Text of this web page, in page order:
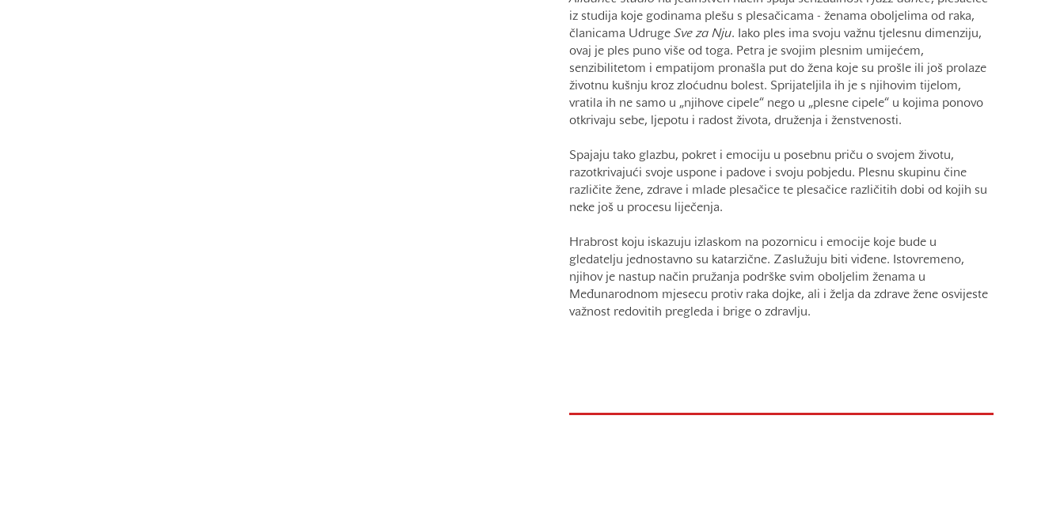
iz studija koje godinama plešu s plesačicama - ženama oboljelima od raka,
članicama Udruge Sve za Nju. Iako ples ima svoju važnu tjelesnu dimenziju,
ovaj je ples puno više od toga. Petra je svojim plesnim umijećem,
senzibilitetom i empatijom pronašla put do žena koje su prošle ili još prolaze
životnu kušnju kroz zloćudnu bolest. Sprijateljila ih je s njihovim tijelom,
vratila ih ne samo u „njihove cipele“ nego u „plesne cipele“ u kojima ponovo
otkrivaju sebe, ljepotu i radost života, druženja i ženstvenosti.
Spajaju tako glazbu, pokret i emociju u posebnu priču o svojem životu,
razotkrivajući svoje uspone i padove i svoju pobjedu. Plesnu skupinu čine
različite žene, zdrave i mlade plesačice te plesačice različitih dobi od kojih su
neke još u procesu liječenja.
Hrabrost koju iskazuju izlaskom na pozornicu i emocije koje bude u
gledatelju jednostavno su katarzične. Zaslužuju biti viđene. Istovremeno,
njihov je nastup način pružanja podrške svim oboljelim ženama u
Međunarodnom mjesecu protiv raka dojke, ali i želja da zdrave žene osvijeste
važnost redovitih pregleda i brige o zdravlju.